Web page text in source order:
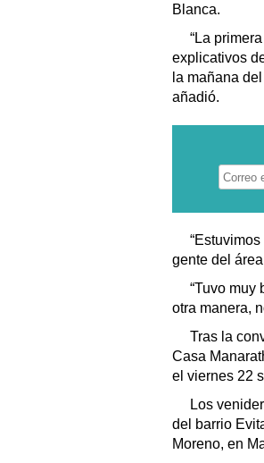
Blanca.
“La
explicativos
la mañana
añadió.
gente del
“Tuvo muy
otra manera,
Tras la
Casa
el viernes 22
Los
del barrio
Moreno, en